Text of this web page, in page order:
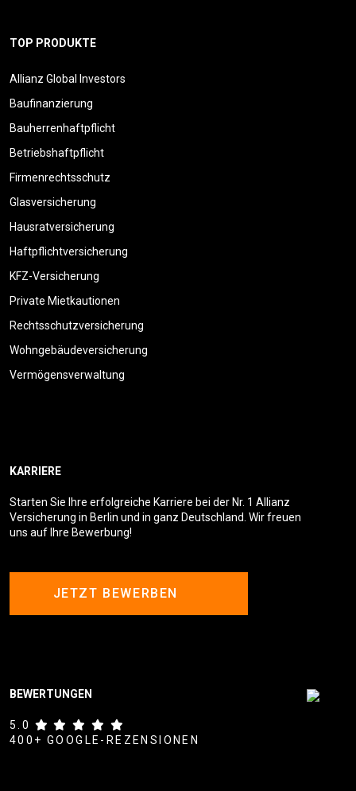
TOP PRODUKTE
Allianz Global Investors
Baufinanzierung
Bauherrenhaftpflicht
Betriebshaftpflicht
Firmenrechtsschutz
Glasversicherung
Hausratversicherung
Haftpflichtversicherung
KFZ-Versicherung
Private Mietkautionen
Rechtsschutzversicherung
Wohngebäudeversicherung
Vermögensverwaltung
KARRIERE
Starten Sie Ihre erfolgreiche Karriere bei der Nr. 1 Allianz
Versicherung in Berlin und in ganz Deutschland. Wir freuen
uns auf Ihre Bewerbung!
JETZT BEWERBEN
BEWERTUNGEN
5.0
400+ GOOGLE-REZENSIONEN